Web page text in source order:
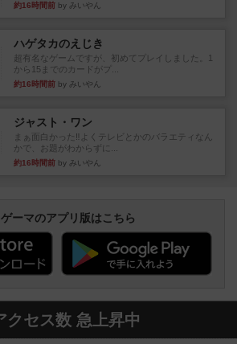
約16時間前 by みいやん
ハゲタカのえじき
超有名なゲームですが、初めてプレイしました。1
から15までのカードがプ...
約16時間前 by みいやん
ジャスト・ワン
まぁ面白かった‼️よくテレビとかのバラエティなん
かで、お題がわからずに...
約16時間前 by みいやん
ーマのアプリ版はこちら
クセス数 急上昇中